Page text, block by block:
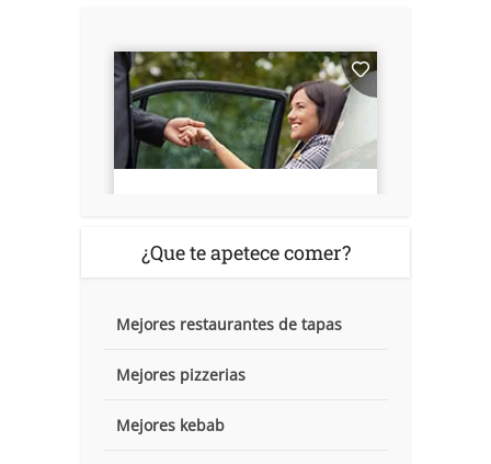
¿Que te apetece comer?
Mejores restaurantes de tapas
Mejores pizzerias
Mejores kebab